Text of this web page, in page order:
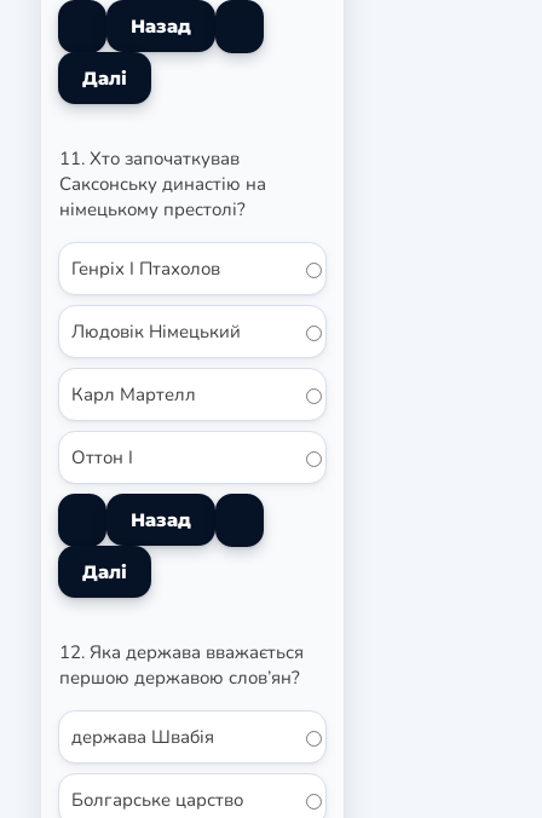
11. Хто започаткував
Саксонську династію на
німецькому престолі?
Генріх I Птахолов
Людовік Німецький
Карл Мартелл
Оттон I
12. Яка держава вважається
першою державою слов’ян?
держава Швабія
Болгарське царство